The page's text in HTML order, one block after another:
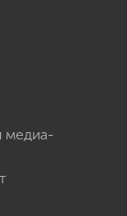
медиа-